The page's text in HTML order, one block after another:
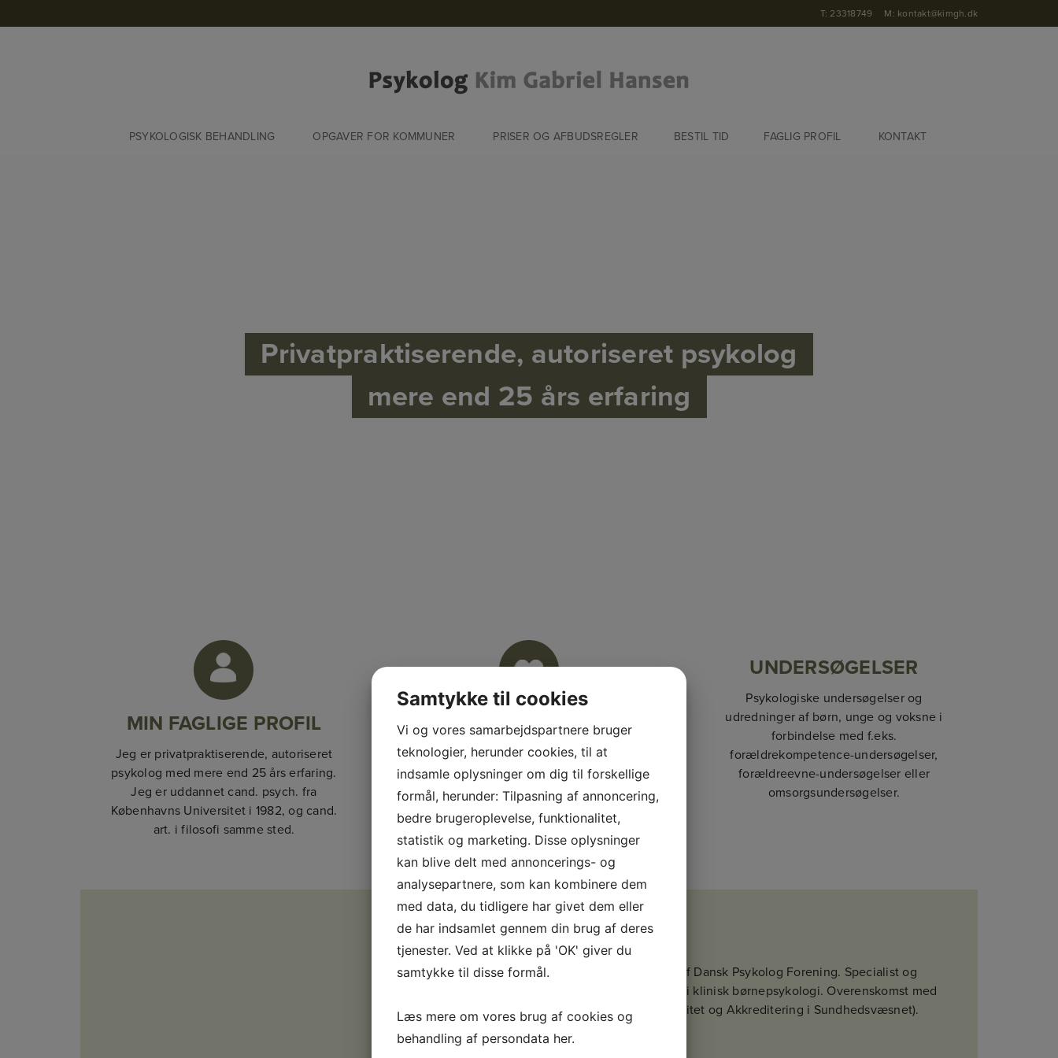
til
M: kontakt@kimgh.dk
T:23318749
PSYKOLOGISK BEHANDLING OPGAVER FOR KOMMUNER PRISER OG AFBUDSREGLER BESTIL TID FAGLIG PROFIL KONTAKT
Privatpraktiserende, autoriseret psykolog
mere end 25 års erfaring
MIN FAGLIGE PROFIL
Jeg er privatpraktiserende, autoriseret
psykolog med mere end 25 års erfaring.
Jeg er uddannet cand. psych. fra
Københavns Universitet i 1982, og cand.
art. i filosofi samme sted.
BEHANDLING
Det er en psykologisk erfaring, at
menneskelig udvikling foregår i en tryg
tilknytning, og jeg lægger stor vægt på,
at man som min klient føler sig
respekteret og mødt som person.
UNDERSØGELSER
Psykologiske undersøgelser og
udredninger af børn, unge og voksne i
forbindelse med f.eks.
forældrekompetence-undersøgelser,
forældreevne-undersøgelser eller
omsorgsundersøgelser.
Kim Gabriel Hansen
Cand. psych. et art. Autoriseret psykolog, medlem af Dansk Psykolog Forening. Specialist og
supervisor i psykoterapi. Anerkendt som supervisor i klinisk børnepsykologi. Overenskomst med
sygesikringen. Akkrediteret af IKAS (Institut for Kvalitet og Akkreditering i Sundhedsvæsnet).
Formand for Dansk Rorschach Selskab.
Samtykke til cookies
Vi og vores samarbejdspartnere bruger
teknologier, herunder cookies, til at
indsamle oplysninger om dig til forskellige
formål, herunder: Tilpasning af annoncering,
bedre brugeroplevelse, funktionalitet,
statistik og marketing. Disse oplysninger
kan blive delt med annoncerings- og
analysepartnere, som kan kombinere dem
med data, du tidligere har givet dem eller
de har indsamlet gennem din brug af deres
tjenester. Ved at klikke på 'OK' giver du
samtykke til disse formål.
Læs mere om vores brug af cookies og
behandling af persondata her.